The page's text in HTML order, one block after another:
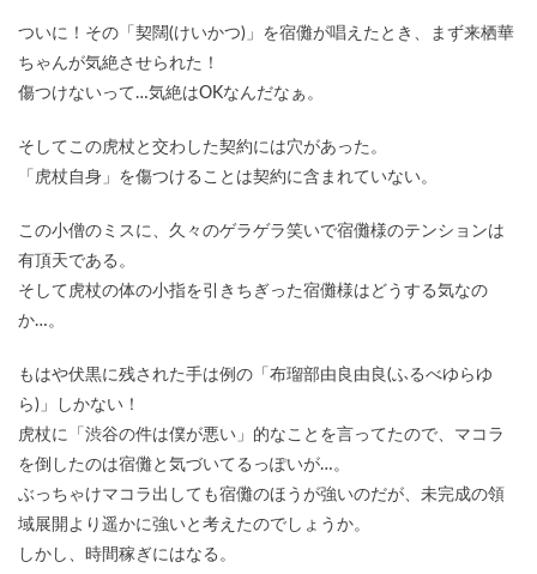
ついに！その「契闊(けいかつ)」を宿儺が唱えたとき、まず来栖華
ちゃんが気絶させられた！
傷つけないって…気絶はOKなんだなぁ。
そしてこの虎杖と交わした契約には穴があった。
「虎杖自身」を傷つけることは契約に含まれていない。
この小僧のミスに、久々のゲラゲラ笑いで宿儺様のテンションは
有頂天である。
そして虎杖の体の小指を引きちぎった宿儺様はどうする気なの
か…。
もはや伏黒に残された手は例の「布瑠部由良由良(ふるべゆらゆ
ら)」しかない！
虎杖に「渋谷の件は僕が悪い」的なことを言ってたので、マコラ
を倒したのは宿儺と気づいてるっぽいが…。
ぶっちゃけマコラ出しても宿儺のほうが強いのだが、未完成の領
域展開より遥かに強いと考えたのでしょうか。
しかし、時間稼ぎにはなる。